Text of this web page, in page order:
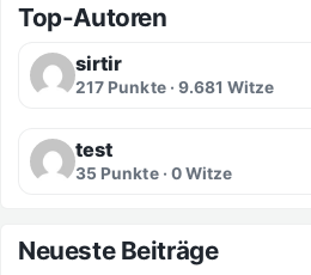
Top-Autoren
sirtir
217 Punkte · 9.681 Witze
test
35 Punkte · 0 Witze
Neueste Beiträge